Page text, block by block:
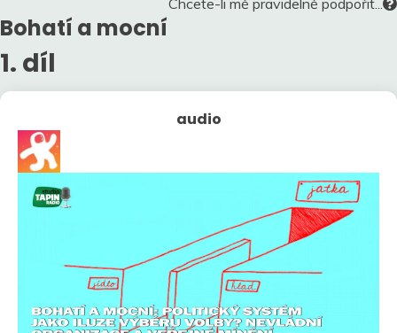
Chcete-li mě pravidelně podpořit...
Bohatí a mocní
1. díl
audio